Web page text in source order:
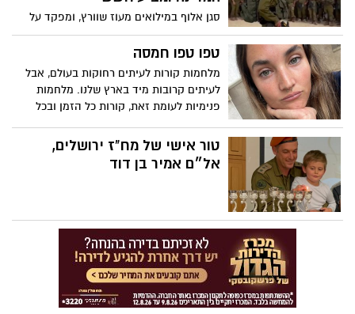
סגן אלוף במילואים מעוז שוורץ, ומפקד על
לוחמיו בעזה בימים אלו, כתב פוסט בפייסבוק
שמזהיר את הנהגת המדינה ומביע חשש
שנתחיל לשכוח עד כמה אכזרי היה ה
7/10/2023
טפו טפו חמסה
מלחמות קורות לעיתים רחוקות בעולם, אבל
לעיתים קרובות מיד בארץ שלנו. מלחמות
פנימיות לעומת זאת, קורות כל הזמן ובכל
במלחמות, מתי נדע איך לנצח אותם סוף סוף?
טור אישי של מח"ז ירושלים,
אל״ם אמיר בן דוד